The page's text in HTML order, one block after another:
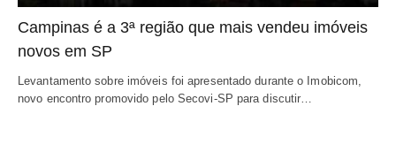
Campinas é a 3ª região que mais vendeu imóveis
novos em SP
Levantamento sobre imóveis foi apresentado durante o Imobicom,
novo encontro promovido pelo Secovi-SP para discutir…